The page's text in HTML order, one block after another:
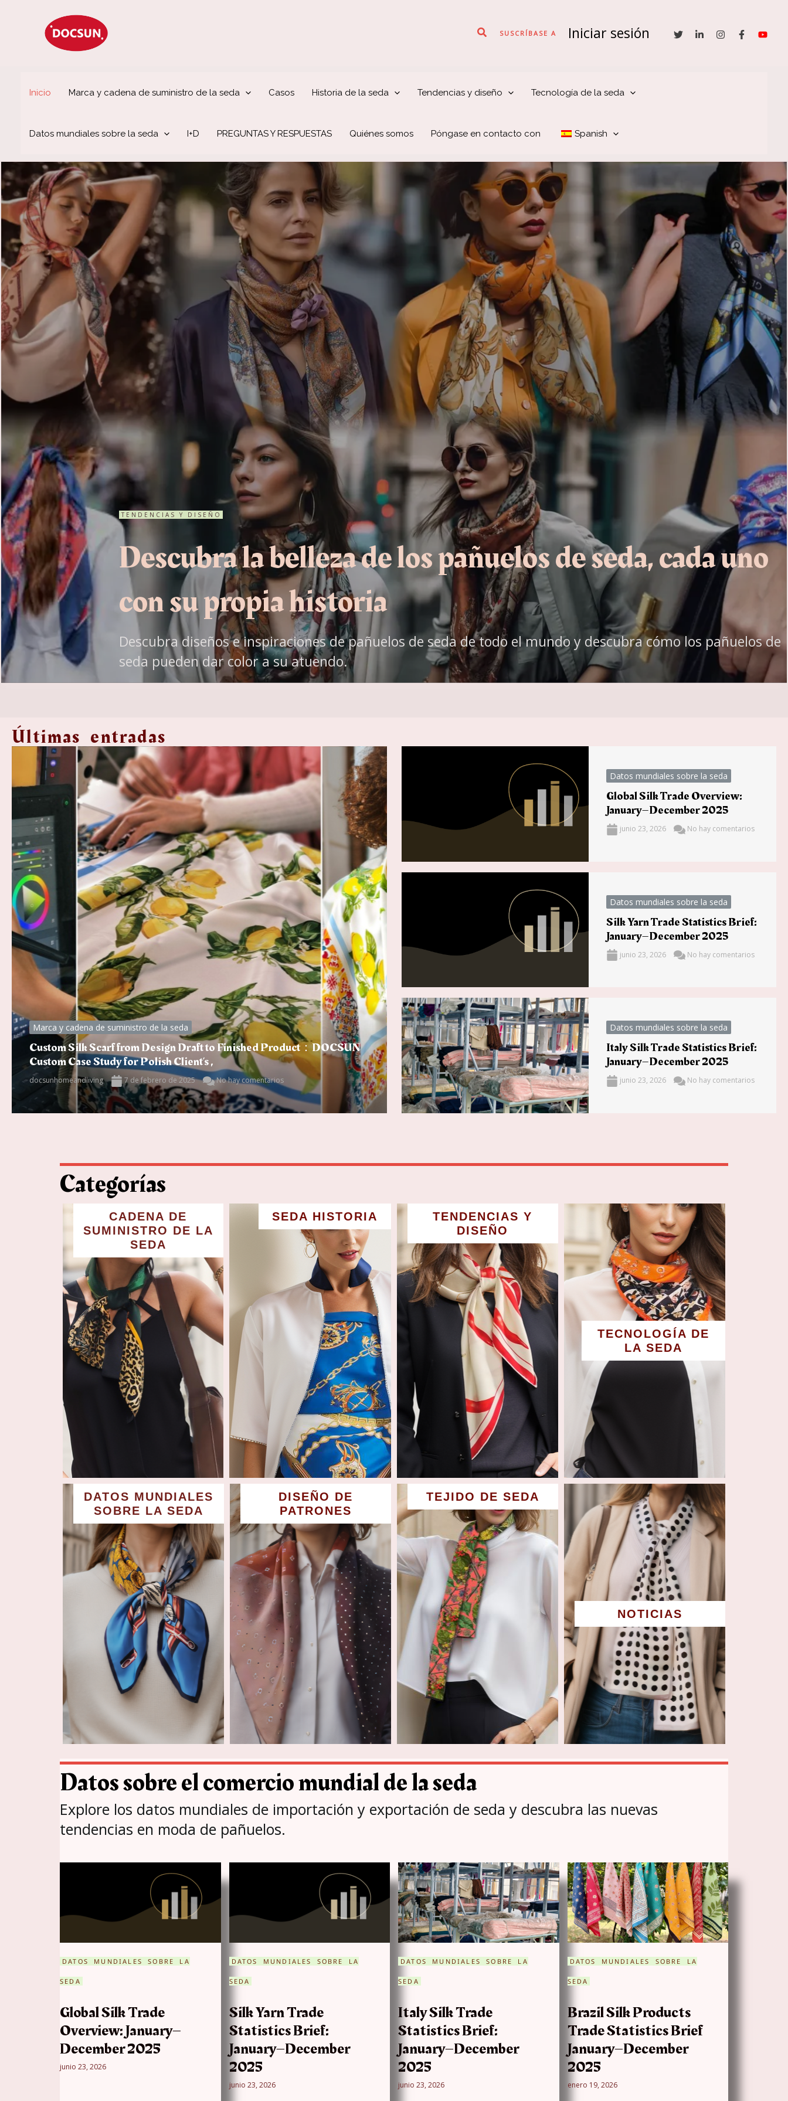
contenido
BuscarSUSCRÍBASE A Iniciar sesión
Inicio Marca y cadena de suministro de la seda Casos Historia de la seda Tendencias y diseño Tecnología de la seda
Datos mundiales sobre la seda I+D PREGUNTAS Y RESPUESTAS Quiénes somos Póngase en contacto con Spanish
TENDENCIAS Y DISEÑO
Descubra la belleza de los pañuelos de seda, cada uno
con su propia historia
Descubra diseños e inspiraciones de pañuelos de seda de todo el mundo y descubra cómo los pañuelos de
seda pueden dar color a su atuendo.
Últimas entradas
Marca y cadena de suministro de la seda
Custom Silk Scarf from Design Draft to Finished Product：DOCSUN
Custom Case Study for Polish Client’s ,
docsunhomeandliving 7 de febrero de 2025 No hay comentarios
Datos mundiales sobre la seda
Global Silk Trade Overview:
January–December 2025
junio 23, 2026 No hay comentarios
Datos mundiales sobre la seda
Silk Yarn Trade Statistics Brief:
January–December 2025
junio 23, 2026 No hay comentarios
Datos mundiales sobre la seda
Italy Silk Trade Statistics Brief:
January–December 2025
junio 23, 2026 No hay comentarios
Categorías
CADENA DE
SUMINISTRO DE LA
SEDA
SEDA HISTORIA
TENDENCIAS Y
DISEÑO
TECNOLOGÍA DE
LA SEDA
DATOS MUNDIALES
SOBRE LA SEDA
DISEÑO DE
PATRONES
TEJIDO DE SEDA
NOTICIAS
Datos sobre el comercio mundial de la seda
Explore los datos mundiales de importación y exportación de seda y descubra las nuevas
tendencias en moda de pañuelos.
DATOS MUNDIALES SOBRE LA
SEDA
Global Silk Trade
Overview: January–
December 2025
junio 23, 2026
DATOS MUNDIALES SOBRE LA
SEDA
Silk Yarn Trade
Statistics Brief:
January–December
2025
junio 23, 2026
DATOS MUNDIALES SOBRE LA
SEDA
Italy Silk Trade
Statistics Brief:
January–December
2025
junio 23, 2026
DATOS MUNDIALES SOBRE LA
SEDA
Brazil Silk Products
Trade Statistics Brief
January–December
2025
enero 19, 2026